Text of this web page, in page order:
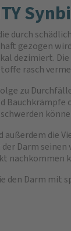
durch
gezogen
dezimiert.
rasch
zu
die
Darm
nachkommen
den Darm mit